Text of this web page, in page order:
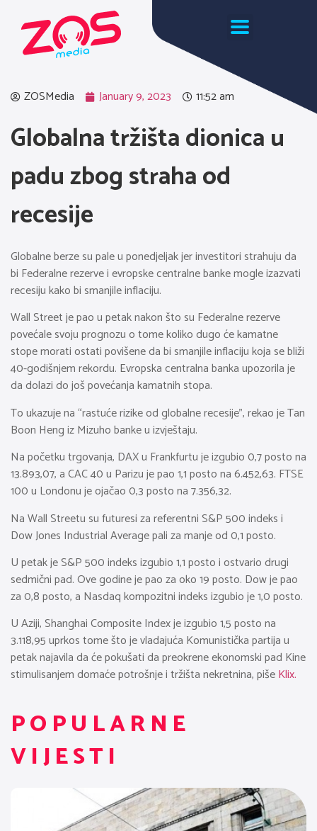
ZOSMedia January 9, 2023 11:52 am
Globalna tržišta dionica u
padu zbog straha od
recesije
Globalne berze su pale u ponedjeljak jer investitori strahuju da
bi Federalne rezerve i evropske centralne banke mogle izazvati
recesiju kako bi smanjile inflaciju.
Wall Street je pao u petak nakon što su Federalne rezerve
povećale svoju prognozu o tome koliko dugo će kamatne
stope morati ostati povišene da bi smanjile inflaciju koja se bliži
40-godišnjem rekordu. Evropska centralna banka upozorila je
da dolazi do još povećanja kamatnih stopa.
To ukazuje na “rastuće rizike od globalne recesije”, rekao je Tan
Boon Heng iz Mizuho banke u izvještaju.
Na početku trgovanja, DAX u Frankfurtu je izgubio 0,7 posto na
13.893,07, a CAC 40 u Parizu je pao 1,1 posto na 6.452,63. FTSE
100 u Londonu je ojačao 0,3 posto na 7.356,32.
Na Wall Streetu su futuresi za referentni S&P 500 indeks i
Dow Jones Industrial Average pali za manje od 0,1 posto.
U petak je S&P 500 indeks izgubio 1,1 posto i ostvario drugi
sedmični pad. Ove godine je pao za oko 19 posto. Dow je pao
za 0,8 posto, a Nasdaq kompozitni indeks izgubio je 1,0 posto.
U Aziji, Shanghai Composite Index je izgubio 1,5 posto na
3.118,95 uprkos tome što je vladajuća Komunistička partija u
petak najavila da će pokušati da preokrene ekonomski pad Kine
stimulisanjem domaće potrošnje i tržišta nekretnina, pišeKlix.
POPULARNE
VIJESTI